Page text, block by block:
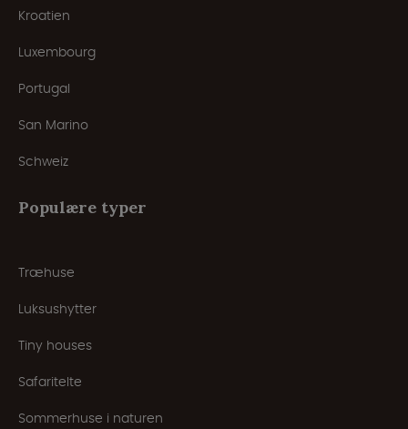
Kroatien
Luxembourg
Portugal
San Marino
Schweiz
Populære typer
Træhuse
Luksushytter
Tiny houses
Safaritelte
Sommerhuse i naturen